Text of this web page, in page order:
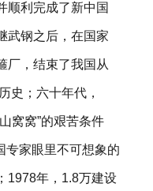
顺利完成了新中国
武钢之后，在国家
厂，结束了我国从
史；六十年代，
窝窝”的艰苦条件
专家眼里不可想象的
年，1.8万建设